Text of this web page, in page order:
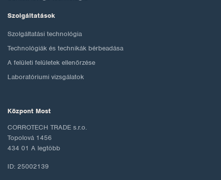
Szolgáltatások
Szolgáltatási technológia
Technológiák és technikák bérbeadása
A felületi felületek ellenőrzése
Laboratóriumi vizsgálatok
Központ Most
CORROTECH TRADE s.r.o.
Topolová 1456
434 01 A legtöbb
ID: 25002139